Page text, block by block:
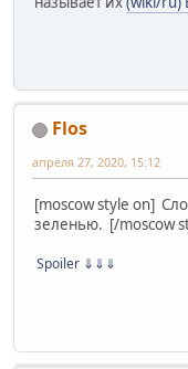
Flos
апреля 27, 2020, 15:12
[moscow style on]
зеленью. [/moscow
Spoiler ⇓⇓⇓